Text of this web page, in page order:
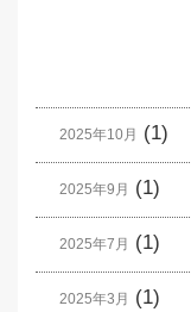
2025年10月 (1)
2025年9月 (1)
2025年7月 (1)
2025年3月 (1)